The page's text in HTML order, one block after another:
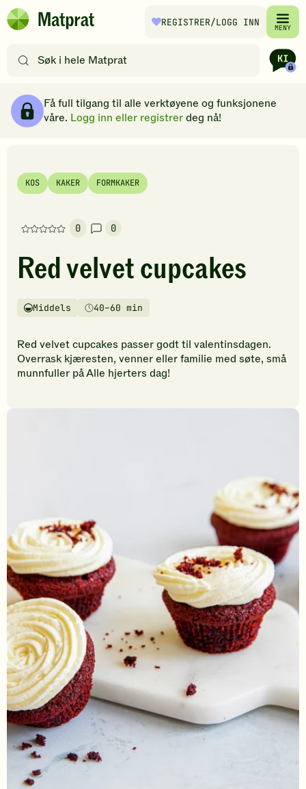
Hopp til hovedinnhold
Matprat
REGISTRER/LOGG INN MENY
etter
filtre
Få full tilgang til alle verktøyene og funksjonene
våre. Logg inn eller registrerdeg nå!
KOS KAKER FORMKAKER
0
Denne
har
foreløpig
vurderinger.
den
første
til
0
Red velvet cupcakes
Vanskelighetsgrad
Middels
Tilberedningstid40–60 min
Red velvet cupcakes passer godt til valentinsdagen.
Overrask kjæresten, venner eller familie med søte, små
munnfuller på Alle hjerters dag!